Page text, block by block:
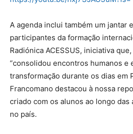
A agenda inclui também um jantar
participantes da formação
Radiónica ACESSUS, iniciativa
“consolidou encontros humanos e
transformação durante os dias em
Francomano destacou à nossa
criado com os alunos ao longo das
no país.